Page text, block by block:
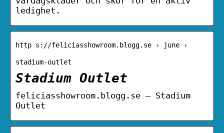
ledighet.
http s://feliciasshowroom.blogg.se › june ›
stadium-outlet
Stadium Outlet
feliciasshowroom.blogg.se – Stadium
Outlet